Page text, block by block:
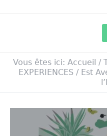
Vous êtes ici: Accueil /
EXPERIENCES / Est